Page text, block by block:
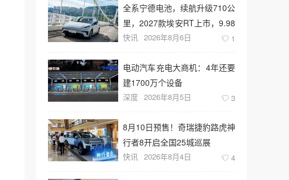
全系宁德电池，续航升级710公
里，2027款埃安RT上市，9.98
万元起售
快讯 2026年8月6日 1
电动汽车充电大商机：4年还要
建1700万个设备
深度 2026年8月5日 3
8月10日预售！奇瑞捷豹路虎神
行者8开启全国25城巡展
快讯 2026年8月4日 4